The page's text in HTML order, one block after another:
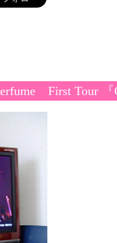
First Tour